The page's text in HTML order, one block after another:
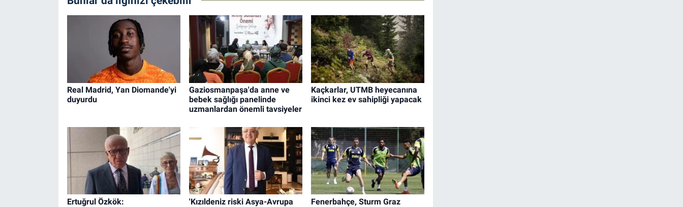
Real Madrid, Yan Diomande'yi
duyurdu
Gaziosmanpaşa'da anne ve
bebek sağlığı panelinde
uzmanlardan önemli tavsiyeler
Kaçkarlar, UTMB heyecanına
ikinci kez ev sahipliği yapacak
Ertuğrul Özkök:
'Kızıldeniz riski Asya-Avrupa
Fenerbahçe, Sturm Graz